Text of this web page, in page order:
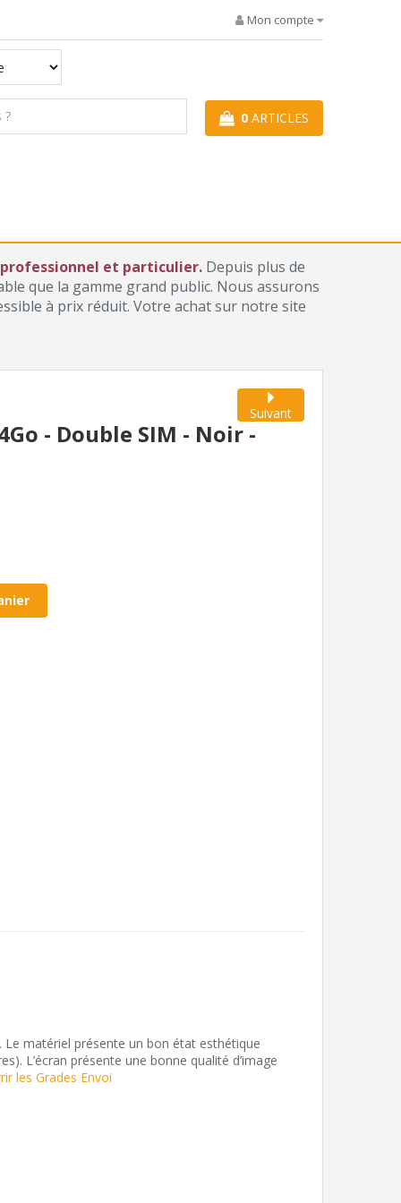
Mon compte
0 ARTICLES
et particulier. Depuis plus de
que la gamme grand public. Nous assurons
à prix réduit. Votre achat sur notre site
Suivant
- Double SIM - Noir -
matériel présente un bon état esthétique
L’écran présente une bonne qualité d’image
les Grades Envoi